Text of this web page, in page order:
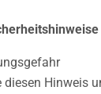
diesen Hinweis